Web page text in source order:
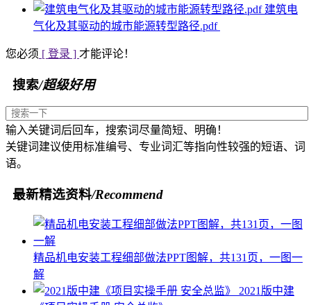
建筑电
气化及其驱动的城市能源转型路径.pdf
您必须 [ 登录 ] 才能评论！
搜索/超级好用
输入关键词后回车，搜索词尽量简短、明确！
关键词建议使用标准编号、专业词汇等指向性较强的短语、词
语。
最新精选资料/Recommend
精品机电安装工程细部做法PPT图解，共131页，一图一
解
2021版中建